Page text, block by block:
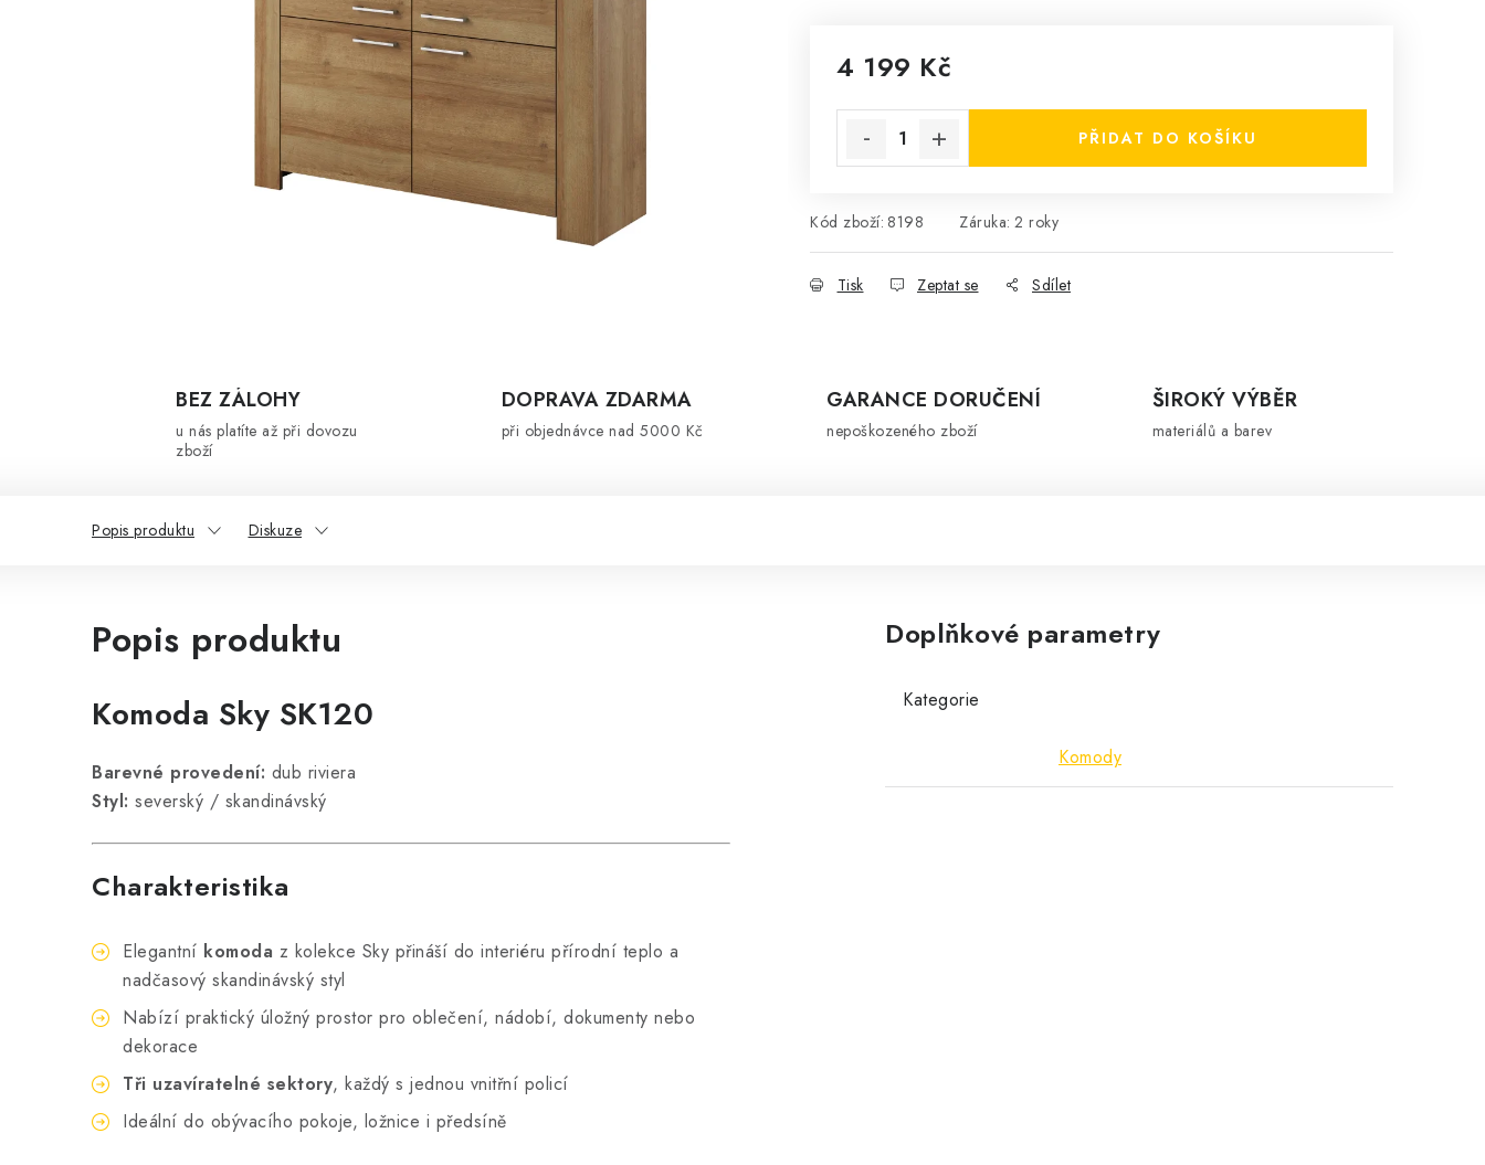
4 199 Kč
PŘIDAT DO KOŠÍKU
Kód zboží: 8198 Záruka: 2 roky
Tisk Zeptat se Sdílet
BEZ ZÁLOHY
u nás platíte až při dovozu
zboží
DOPRAVA ZDARMA
při objednávce nad 5000 Kč
GARANCE DORUČENÍ
nepoškozeného zboží
ŠIROKÝ VÝBĚR
materiálů a barev
Popis produktu Diskuze
Popis produktu
Komoda Sky SK120
Barevné provedení: dub riviera
Styl: severský / skandinávský
Charakteristika
Elegantní komoda z kolekce Sky přináší do interiéru přírodní teplo a
nadčasový skandinávský styl
Nabízí praktický úložný prostor pro oblečení, nádobí, dokumenty nebo
dekorace
Tři uzavíratelné sektory, každý s jednou vnitřní policí
Ideální do obývacího pokoje, ložnice i předsíně
Doplňkové parametry
Kategorie
Komody